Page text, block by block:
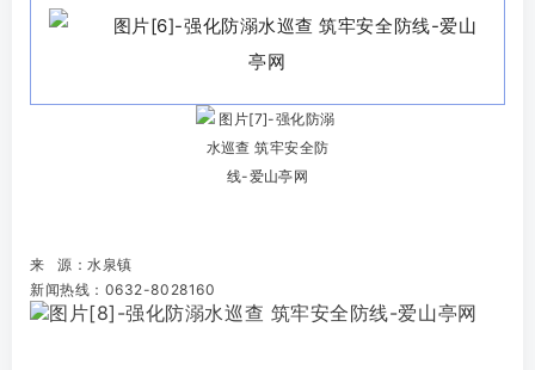
来 源：水泉镇
新闻热线：0632-8028160